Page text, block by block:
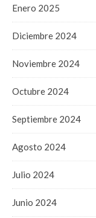
Enero 2025
Diciembre 2024
Noviembre 2024
Octubre 2024
Septiembre 2024
Agosto 2024
Julio 2024
Junio 2024